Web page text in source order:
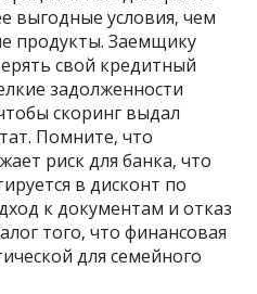
выгодные условия‚ чем
продукты. Заемщику
свой кредитный
задолженности
скоринг выдал
Помните‚ что
риск для банка‚ что
в дисконт по
к документам и отказ
того‚ что финансовая
для семейного